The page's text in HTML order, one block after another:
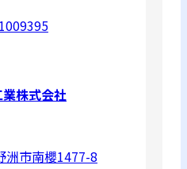
業株式会社
洲市南櫻1477-8